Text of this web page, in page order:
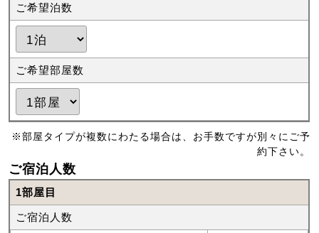
ご希望泊数
ご希望部屋数
※部屋タイプが複数にわたる場合は、お手数ですが別々にご予
約下さい。
ご宿泊人数
1部屋目
ご宿泊人数